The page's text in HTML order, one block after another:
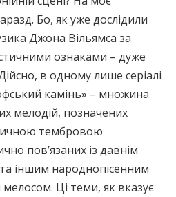
Бо, як уже дослідили
Джона Вільямса за
ознаками – дуже
в одному лише серіалі
камінь» – множина
мелодій, позначених
тембровою
пов’язаних із давнім
іншим народнопісенним
Ці теми, як вказує